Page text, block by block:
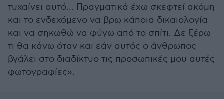
τυχαίνει αυτό… Πραγματικά έχω σκεφτεί ακόμη
και το ενδεχόμενο να βρω κάποια δικαιολογία
και να σηκωθώ να φύγω από το σπίτι. Δε ξέρω
τι θα κάνω όταν και εάν αυτός ο άνθρωπος
βγάλει στο διαδίκτυο τις προσωπικές μου αυτές
φωτογραφίες».